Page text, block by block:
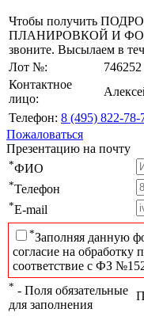
Чтобы получить
ПЛАНИРОВКОЙ И
звоните. Высылаем в
Лот №:
746252
Контактное
лицо:
Телефон: 8 (495) 822-78-
Пожаловаться
Презентацию на почту
*ФИО
*Телефон
*E-mail
*Заполняя данную
согласие на обработку
соответствие с ФЗ
* - Поля обязательные
для заполнения